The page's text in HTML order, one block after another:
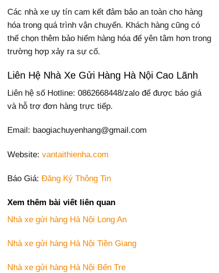
Các nhà xe uy tín cam kết đảm bảo an toàn cho hàng
hóa trong quá trình vận chuyển. Khách hàng cũng có
thể chọn thêm bảo hiểm hàng hóa để yên tâm hơn trong
trường hợp xảy ra sự cố.
Liên Hệ Nhà Xe Gửi Hàng Hà Nội Cao Lãnh
Liên hệ số Hotline: 0862668448/zalo để được báo giá
và hỗ trợ đơn hàng trực tiếp.
Email: baogiachuyenhang@gmail.com
Website: vantaithienha.com
Báo Giá: Đăng Ký Thông Tin
Xem thêm bài viết liên quan
Nhà xe gửi hàng Hà Nội Long An
Nhà xe gửi hàng Hà Nội Tiền Giang
Nhà xe gửi hàng Hà Nội Bến Tre